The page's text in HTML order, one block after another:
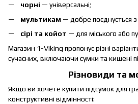
чорні — універсальні;
мультикам — добре поєднується
сірі та койот — для міського або
Магазин 1-Viking пропонує різні
сучасних, включаючи сумки та кишені
Різновиди та
Якщо ви хочете купити підсумок для
конструктивні відмінності: